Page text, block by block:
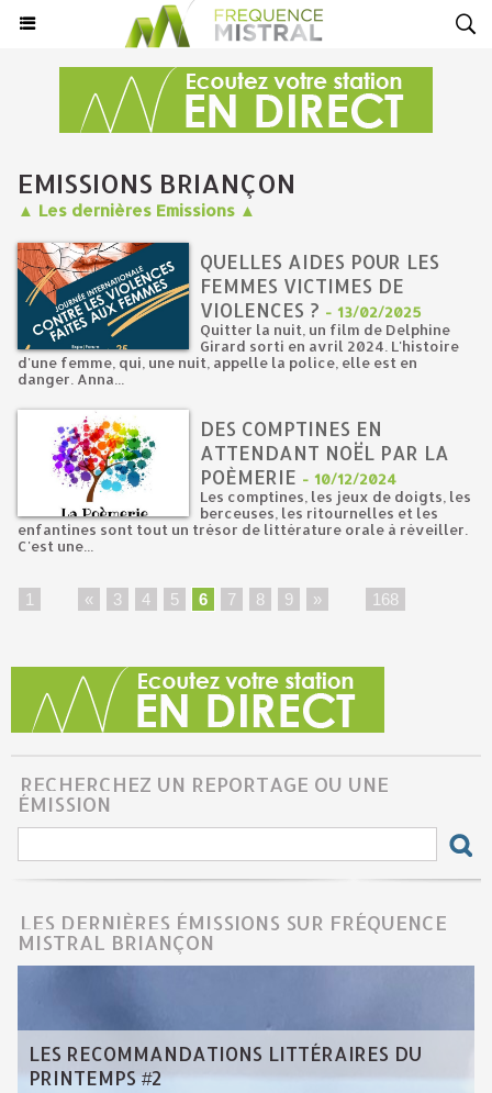
EMISSIONS BRIANÇON
▲ Les dernières Emissions ▲
QUELLES AIDES POUR LES
FEMMES VICTIMES DE
VIOLENCES ? - 13/02/2025
Quitter la nuit, un film de Delphine
Girard sorti en avril 2024. L'histoire
d'une femme, qui, une nuit, appelle la police, elle est en
danger. Anna...
DES COMPTINES EN
ATTENDANT NOËL PAR LA
POÈMERIE - 10/12/2024
Les comptines, les jeux de doigts, les
berceuses, les ritournelles et les
enfantines sont tout un trésor de littérature orale à réveiller.
C'est une...
1 « 3 4 5 6 7 8 9 » 168
RECHERCHEZ UN REPORTAGE OU UNE
ÉMISSION
LES DERNIÈRES ÉMISSIONS SUR FRÉQUENCE
MISTRAL BRIANÇON
LES RECOMMANDATIONS LITTÉRAIRES DU
PRINTEMPS #2